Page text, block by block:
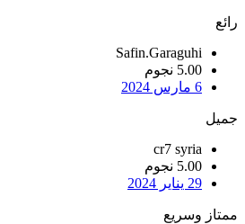
رائع
Safin.Garaguhi
5.00 نجوم
6 مارس 2024
جميل
cr7 syria
5.00 نجوم
29 يناير 2024
ممتاز وسريع